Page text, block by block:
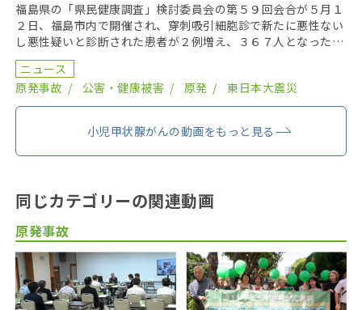
福島県の「県民健康調査」検討委員会の第５９回会合が５月１
２日、福島市内で開催され、穿刺吸引細胞診で新たに悪性ない
し悪性疑いと診断された患者が２例増え、３６７人となった。
２０１９年までにがん登録で把握された集計外の患者４７ […]
ニュース
原発事故
公害・健康被害 原発 東日本大震災
小児甲状腺がんの動画をもっと見る
同じカテゴリーの関連動画
原発事故